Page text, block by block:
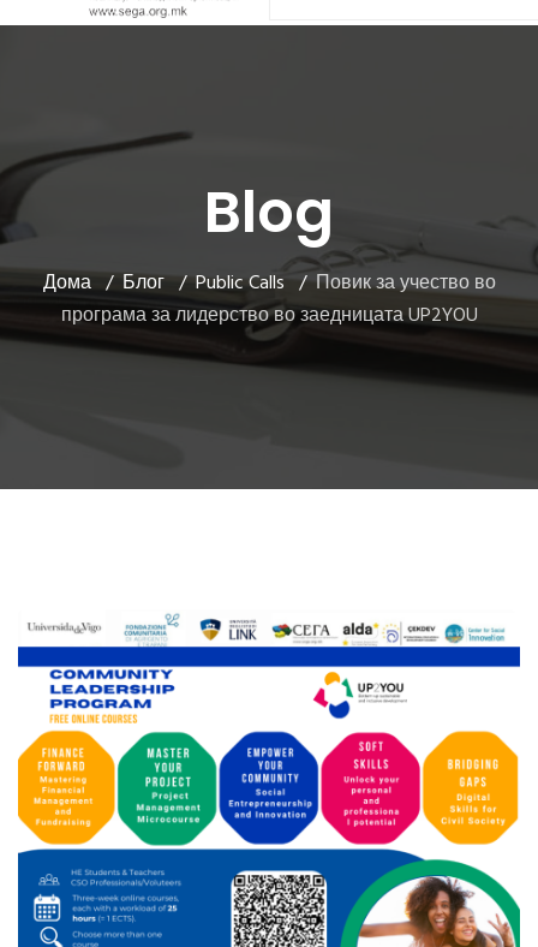
Blog
Дома Блог Public Calls
Повик за учество во
програма за лидерство во заедницата UP2YOU